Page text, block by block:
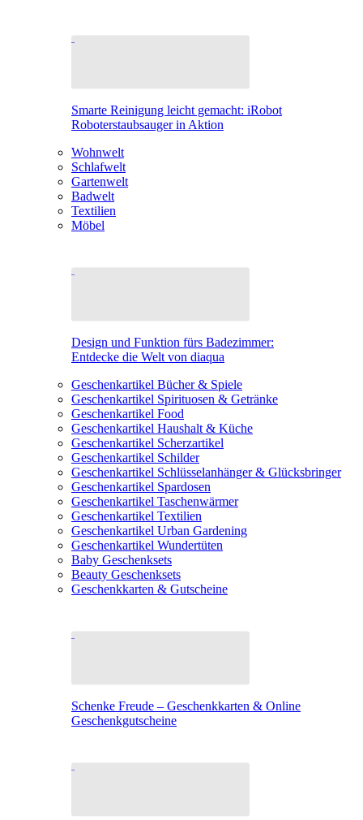
Smarte Reinigung leicht gemacht: iRobot
Roboterstaubsauger in Aktion
Wohnwelt
Schlafwelt
Gartenwelt
Badwelt
Textilien
Möbel
Design und Funktion fürs Badezimmer:
Entdecke die Welt von diaqua
Geschenkartikel Bücher & Spiele
Geschenkartikel Spirituosen & Getränke
Geschenkartikel Food
Geschenkartikel Haushalt & Küche
Geschenkartikel Scherzartikel
Geschenkartikel Schilder
Geschenkartikel Schlüsselanhänger & Glücksbringer
Geschenkartikel Spardosen
Geschenkartikel Taschenwärmer
Geschenkartikel Textilien
Geschenkartikel Urban Gardening
Geschenkartikel Wundertüten
Baby Geschenksets
Beauty Geschenksets
Geschenkkarten & Gutscheine
Schenke Freude – Geschenkkarten & Online
Geschenkgutscheine